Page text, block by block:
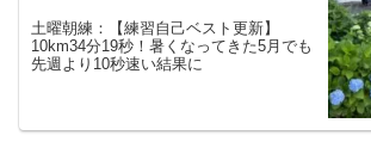
土曜朝練：【練習自己ベスト更新】
10km34分19秒！暑くなってきた5月でも
先週より10秒速い結果に